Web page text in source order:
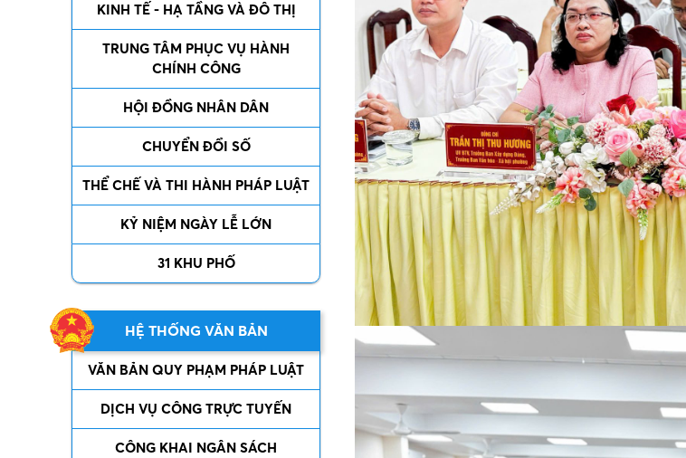
KINH TẾ - HẠ TẦNG VÀ ĐÔ THỊ
TRUNG TÂM PHỤC VỤ HÀNH
CHÍNH CÔNG
HỘI ĐỒNG NHÂN DÂN
CHUYỂN ĐỔI SỐ
THỂ CHẾ VÀ THI HÀNH PHÁP LUẬT
KỶ NIỆM NGÀY LỄ LỚN
31 KHU PHỐ
HỆ THỐNG VĂN BẢN
VĂN BẢN QUY PHẠM PHÁP LUẬT
DỊCH VỤ CÔNG TRỰC TUYẾN
CÔNG KHAI NGÂN SÁCH